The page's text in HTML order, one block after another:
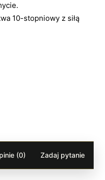
10-stopniowy z siłą
(0) Zadaj pytanie